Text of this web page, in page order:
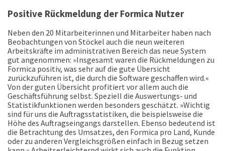
Positive Rückmeldung der Formica Nutzer
Neben den 20 Mitarbeiterinnen und Mitarbeiter haben nach
Beobachtungen von Stöckel auch die neun weiteren
Arbeitskräfte im administrativen Bereich das neue System
gut angenommen: »Insgesamt waren die Rückmeldungen zu
Formica positiv, was sehr auf die gute Übersicht
zurückzuführen ist, die durch die Software geschaffen wird.«
Von der guten Übersicht profitiert vor allem auch die
Geschäftsführung selbst. Speziell die Auswertungs- und
Statistikfunktionen werden besonders geschätzt. »Wichtig
sind für uns die Auftragsstatistiken, die beispielsweise die
Höhe des Auftragseingangs darstellen. Ebenso bedeutend ist
die Betrachtung des Umsatzes, den Formica pro Land, Kunde
oder zu anderen Vergleichsgrößen einfach in Bezug setzen